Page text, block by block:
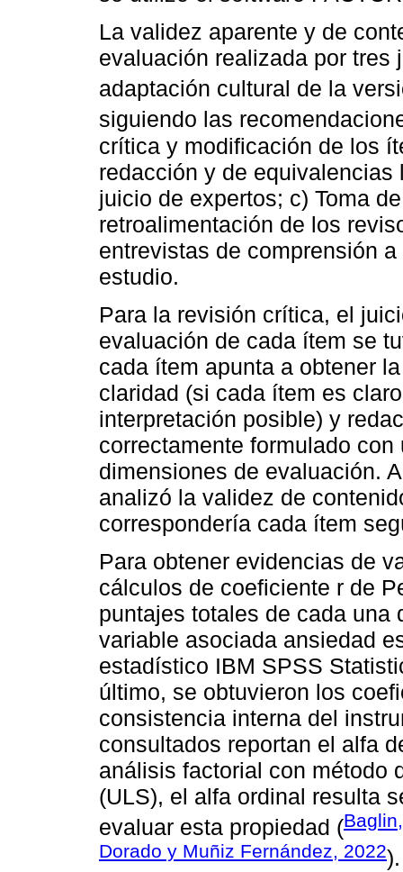
La validez aparente y de
evaluación realizada por tres
adaptación cultural de la
siguiendo las
crítica y modificación de los
redacción y de
juicio de expertos; c) Toma
retroalimentación de los
entrevistas de comprensión
estudio.
Para la revisión crítica, el
evaluación de cada ítem se
cada ítem apunta a obtener
claridad (si cada ítem es
interpretación posible) y
correctamente formulado
dimensiones de evaluación.
analizó la validez de
correspondería cada ítem
Para obtener evidencias de
cálculos de coeficiente r de
puntajes totales de cada una
variable asociada ansiedad
estadístico IBM SPSS
último, se obtuvieron los
consistencia interna del
consultados reportan el alfa
análisis factorial con método
(ULS), el alfa ordinal resulta
evaluar esta propiedad (
Dorado y Muñiz Fernández, 2022).